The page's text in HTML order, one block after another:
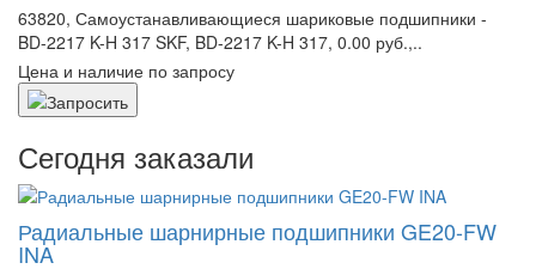
63820, Самоустанавливающиеся шариковые подшипники -
BD-2217 K-H 317 SKF, BD-2217 K-H 317, 0.00 руб.,..
Цена и наличие по запросу
Сегодня заказали
Радиальные шарнирные подшипники GE20-FW
INA